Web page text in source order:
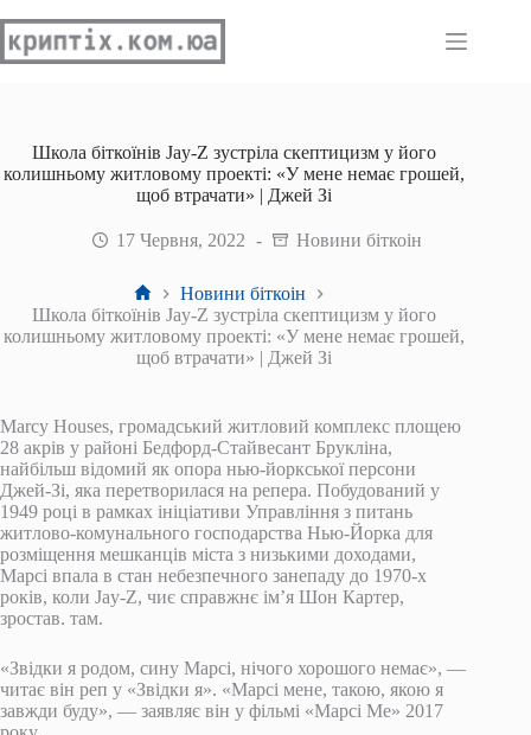
до
вмісту
Школа біткоїнів Jay-Z зустріла скептицизм у його
колишньому житловому проекті: «У мене немає грошей,
щоб втрачати» | Джей Зі
17 Червня, 2022 Новини біткоін
Головна
Новини біткоін
Школа біткоїнів Jay-Z зустріла скептицизм у його
колишньому житловому проекті: «У мене немає грошей,
щоб втрачати» | Джей Зі
Marcy Houses, громадський житловий комплекс площею
28 акрів у районі Бедфорд-Стайвесант Брукліна,
найбільш відомий як опора нью-йоркської персони
Джей-Зі, яка перетворилася на репера. Побудований у
1949 році в рамках ініціативи Управління з питань
житлово-комунального господарства Нью-Йорка для
розміщення мешканців міста з низькими доходами,
Марсі впала в стан небезпечного занепаду до 1970-х
років, коли Jay-Z, чиє справжнє ім’я Шон Картер,
зростав. там.
«Звідки я родом, сину Марсі, нічого хорошого немає», —
читає він реп у «Звідки я». «Марсі мене, такою, якою я
завжди буду», — заявляє він у фільмі «Марсі Ме» 2017